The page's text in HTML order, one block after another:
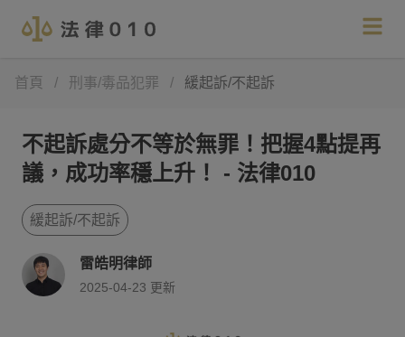
首頁 / 刑事/毒品犯罪 / 緩起訴/不起訴
不起訴處分不等於無罪！把握4點提再
議，成功率穩上升！ - 法律010
緩起訴/不起訴
雷皓明律師
2025-04-23 更新